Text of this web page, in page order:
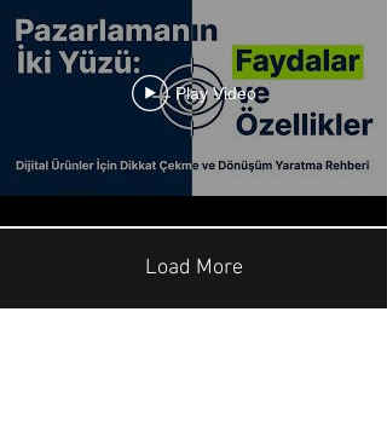
Play Video
Load More